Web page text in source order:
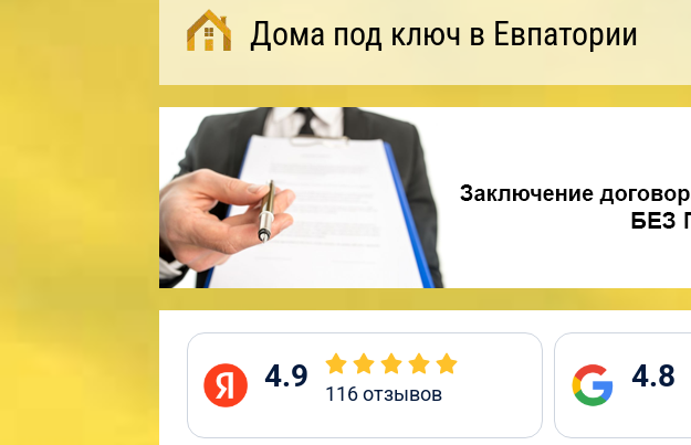
Дома под ключ в Евпатории
4.9 116отзывов 4.8